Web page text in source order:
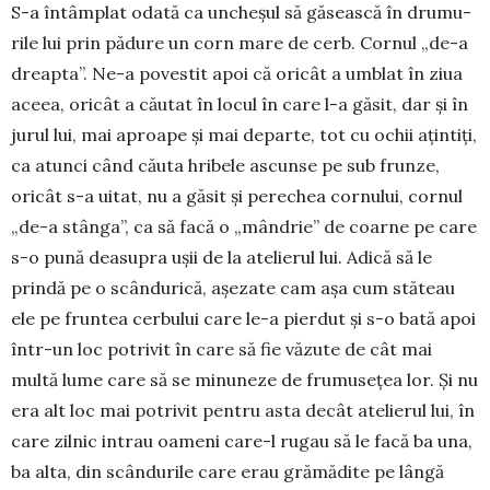
S-a întâmplat odată ca uncheșul să găsească în dru­mu­
rile lui prin pădure un corn mare de cerb. Cor­nul „de-a
dreapta”. Ne-a povestit apoi că oricât a umblat în ziua
ace­ea, oricât a căutat în locul în care l-a găsit, dar și în
jurul lui, mai aproape și mai departe, tot cu ochii ațin­tiți,
ca atunci când căuta hri­bele ascunse pe sub frunze,
oricât s-a uitat, nu a găsit și perechea cor­nului, cornul
„de-a stânga”, ca să fa­că o „mân­drie” de coarne pe care
s-o pună deasupra ușii de la atelierul lui. Adică să le
prindă pe o scândurică, așezate cam așa cum stăteau
ele pe fruntea cerbului care le-a pierdut și s-o bată apoi
într-un loc potrivit în care să fie văzute de cât mai
multă lume care să se minuneze de frumusețea lor. Și nu
era alt loc mai potrivit pentru asta decât atelierul lui, în
care zilnic intrau oameni care-l rugau să le facă ba una,
ba alta, din scândurile care erau grămădite pe lângă